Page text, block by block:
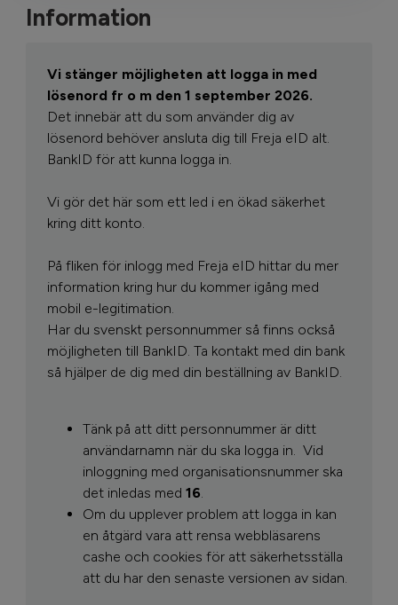
Information
Vi stänger möjligheten att logga in med
lösenord fr o m den 1 september 2026.
Det innebär att du som använder dig av
lösenord behöver ansluta dig till Freja eID alt.
BankID för att kunna logga in.
Vi gör det här som ett led i en ökad säkerhet
kring ditt konto.
På fliken för inlogg med Freja eID hittar du mer
information kring hur du kommer igång med
mobil e-legitimation.
Har du svenskt personnummer så finns också
möjligheten till BankID. Ta kontakt med din bank
så hjälper de dig med din beställning av BankID.
Tänk på att ditt personnummer är ditt
användarnamn när du ska logga in. Vid
inloggning med organisationsnummer ska
det inledas med 16.
Om du upplever problem att logga in kan
en åtgärd vara att rensa webbläsarens
cashe och cookies för att säkerhetsställa
att du har den senaste versionen av sidan.